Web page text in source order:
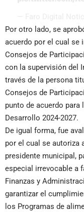
Por otro lado, se
acuerdo por el cual se
Consejos de
con la supervisión del
través de la persona
Consejos de
punto de acuerdo
Desarrollo 2024-2027.
De igual forma, fue
por el cual se autoriza
presidente municipal,
especial irrevocable a
Finanzas y
garantizar el
los Programas de